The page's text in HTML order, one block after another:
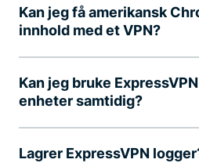
Kan jeg få amerikansk
innhold med et VPN?
Kan jeg bruke
enheter samtidig?
Lagrer ExpressVPN